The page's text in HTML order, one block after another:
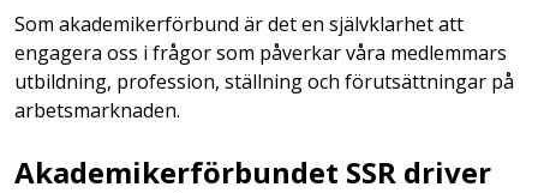
Som akademikerförbund är det en självklarhet att
engagera oss i frågor som påverkar våra medlemmars
utbildning, profession, ställning och förutsättningar på
arbetsmarknaden.
Akademikerförbundet SSR driver